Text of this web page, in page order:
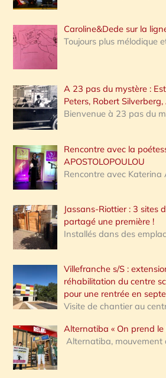
Caroline&Dede sur la
Toujours plus mélodique
A 23 pas du mystère :
Peters, Robert
Bienvenue à 23 pas du
Rencontre avec la
APOSTOLOPOULOU
Rencontre avec Katerina
Jassans-Riottier : 3 sites
partagé une première !
Installés dans des
Villefranche s/S :
réhabilitation du centre
pour une rentrée en
Visite de chantier au
Alternatiba « On prend le
Alternatiba, mouvement